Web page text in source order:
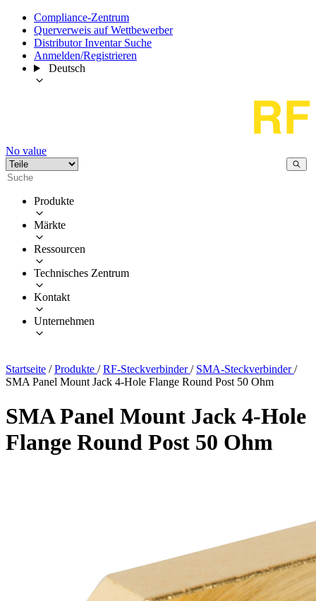
Compliance-Zentrum
Querverweis auf Wettbewerber
Distributor Inventar Suche
Anmelden/Registrieren
Deutsch
No value
Produkte
Märkte
Ressourcen
Technisches Zentrum
Kontakt
Unternehmen
Startseite / Produkte / RF-Steckverbinder/ SMA-Steckverbinder/
SMA Panel Mount Jack 4-Hole Flange Round Post 50 Ohm
SMA Panel Mount Jack 4-Hole
Flange Round Post 50 Ohm